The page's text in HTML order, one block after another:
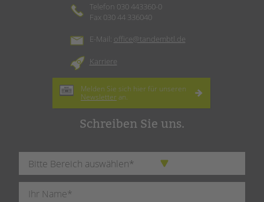
Telefon 030 443360-0
Fax 030 44 336040
E-Mail: office@tandembtl.de
Karriere
Melden Sie sich hier für unseren
Newsletter an.
Schreiben Sie uns.